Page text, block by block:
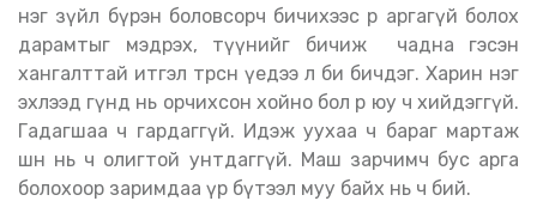
нэг зүйл бүрэн боловсорч бичихээс өөр аргагүй болох
дарамтыг мэдрэх, түүнийг бичиж чадна гэсэн
хангалттай итгэл төрсөн үедээ л би бичдэг. Харин нэг
эхлээд гүнд нь орчихсон хойно бол өөр юу ч хийдэггүй.
Гадагшаа ч гардаггүй. Идэж уухаа ч бараг мартаж
шөнө нь ч олигтой унтдаггүй. Маш зарчимч бус арга
болохоор заримдаа үр бүтээл муу байх нь ч бий.